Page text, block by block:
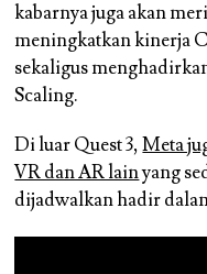
kabarnya juga akan
meningkatkan kinerja
sekaligus
Scaling.
Di luar Quest 3,Meta
VR dan AR lainyang
dijadwalkan hadir